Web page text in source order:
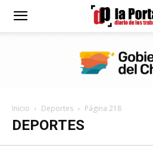
Diario
Portada
Inicio Deportes Página 218
DEPORTES
clasificó al Federal
LaPortada - 11 junio, 2017